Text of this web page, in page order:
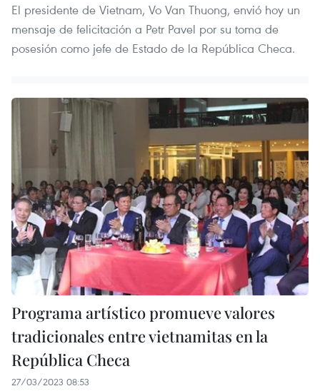
El presidente de Vietnam, Vo Van Thuong, envió hoy un
mensaje de felicitación a Petr Pavel por su toma de
posesión como jefe de Estado de la República Checa.
Programa artístico promueve valores
tradicionales entre vietnamitas en la
República Checa
27/03/2023 08:53